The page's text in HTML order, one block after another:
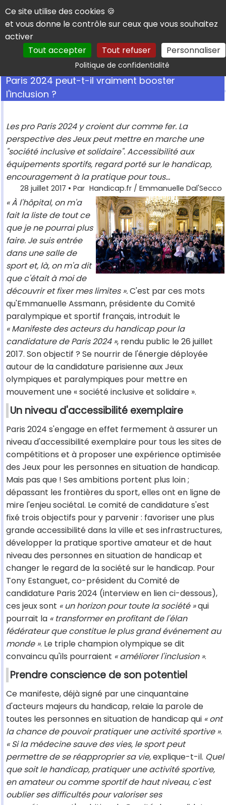
Panneau de gestion des cookies
Ce site utilise des cookies 🍪
et vous donne le contrôle sur ceux que vous souhaitez
activer
Tout accepter
Tout refuser Personnaliser
Politique de confidentialitéRechercher
Paris 2024 peut-t-il vraiment booster
l'inclusion ?
Les pro Paris 2024 y croient dur comme fer. La
perspective des Jeux peut mettre en marche une
"société inclusive et solidaire". Accessibilité aux
équipements sportifs, regard porté sur le handicap,
encouragement à la pratique pour tous...
28 juillet 2017 • Par Handicap.fr / Emmanuelle Dal'Secco
« À l'hôpital, on m'a
fait la liste de tout ce
que je ne pourrai plus
faire. Je suis entrée
dans une salle de
sport et, là, on m'a dit
que c'était à moi de
découvrir et fixer mes limites ».C'est par ces mots
qu'Emmanuelle Assmann, présidente du Comité
paralympique et sportif français, introduit le
« Manifeste des acteurs du handicap pour la
candidature de Paris 2024 », rendu public le 26 juillet
2017. Son objectif ? Se nourrir de l'énergie déployée
autour de la candidature parisienne aux Jeux
olympiques et paralympiques pour mettre en
mouvement une « société inclusive et solidaire ».
Un niveau d'accessibilité exemplaire
Paris 2024 s'engage en effet fermement à assurer un
niveau d'accessibilité exemplaire pour tous les sites de
compétitions et à proposer une expérience optimisée
des Jeux pour les personnes en situation de handicap.
Mais pas que ! Ses ambitions portent plus loin ;
dépassant les frontières du sport, elles ont en ligne de
mire l'enjeu sociétal. Le comité de candidature s'est
fixé trois objectifs pour y parvenir : favoriser une plus
grande accessibilité dans la ville et ses infrastructures,
développer la pratique sportive amateur et de haut
niveau des personnes en situation de handicap et
changer le regard de la société sur le handicap. Pour
Tony Estanguet, co-président du Comité de
candidature Paris 2024 (interview en lien ci-dessous),
ces jeux sont « un horizon pour toute la société »qui
pourrait la « transformer en profitant de l'élan
fédérateur que constitue le plus grand événement au
monde ». Le triple champion olympique se dit
convaincu qu'ils pourraient « améliorer l'inclusion ».
Prendre conscience de son potentiel
Ce manifeste, déjà signé par une cinquantaine
d'acteurs majeurs du handicap, relaie la parole de
toutes les personnes en situation de handicap qui « ont
la chance de pouvoir pratiquer une activité sportive ».
« Si la médecine sauve des vies, le sport peut
permettre de se réapproprier sa vie,explique-t-il. Quel
que soit le handicap, pratiquer une activité sportive,
en amateur ou comme sportif de haut niveau, c'est
oublier ses difficultés pour valoriser ses